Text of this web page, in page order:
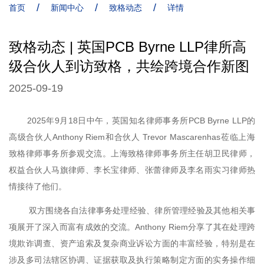
首页 / 新闻中心 / 致格动态 / 详情
致格动态 | 英国PCB Byrne LLP律所高
级合伙人到访致格，共绘跨境合作新图
2025-09-19
2025年9月18日中午，英国知名律师事务所PCB Byrne LLP的
高级合伙人Anthony Riem和合伙人 Trevor Mascarenhas莅临上海
致格律师事务所参观交流。上海致格律师事务所主任胡卫民律师，
权益合伙人马旗律师、李长宝律师、张蕾律师及李名雨实习律师热
情接待了他们。
双方围绕各自法律事务处理经验、律所管理经验及其他相关事
项展开了深入而富有成效的交流。Anthony Riem分享了其在处理跨
境欺诈调查、资产追索及复杂商业诉讼方面的丰富经验，特别是在
涉及多司法辖区协调、证据获取及执行策略制定方面的实务操作细